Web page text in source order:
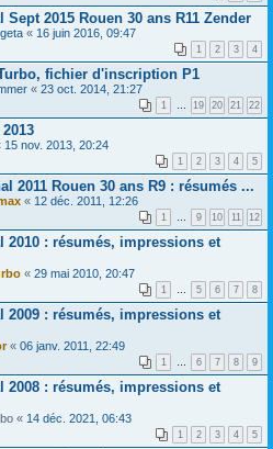
2015 Rouen 30 ans R11 Zender
« 16 juin 2016, 09:47
1 2 3 4
fichier d'inscription P1
« 23 oct. 2014, 21:27
1 19 20 21 22
15 nov. 2013, 20:24
1 2 3 4 5
2011 Rouen 30 ans R9 : résumés ...
« 12 déc. 2011, 12:26
1 9 10 11 12
2010 : résumés, impressions et
« 29 mai 2010, 20:47
1 5 6 7 8
2009 : résumés, impressions et
« 06 janv. 2011, 22:49
1 6 7 8 9
2008 : résumés, impressions et
« 14 déc. 2021, 06:43
1 2 3 4 5